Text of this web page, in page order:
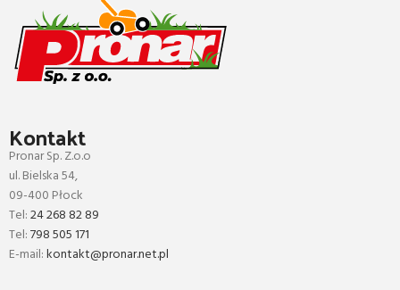
Kontakt
Pronar Sp. Z.o.o
ul. Bielska 54,
09-400 Płock
Tel:24 268 82 89
Tel:798 505 171
E-mail:kontakt@pronar.net.pl